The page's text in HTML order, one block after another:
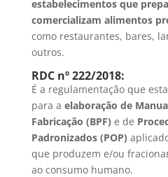
estabelecimentos que
comercializam alimentos
como restaurantes, bares,
outros.
RDC nº 222/2018:
É a regulamentação que
para a elaboração de
Fabricação (BPF) e de
Padronizados (POP)
que produzem e/ou
ao consumo humano.